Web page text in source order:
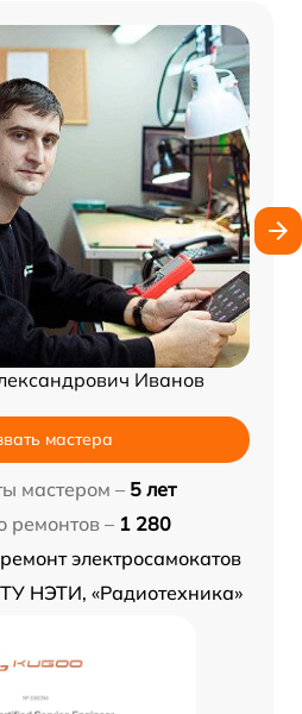
Иванов
мастера
мастером – 5 лет
ремонтов – 1 280
ремонт электросамокатов
НЭТИ, «Радиотехника»